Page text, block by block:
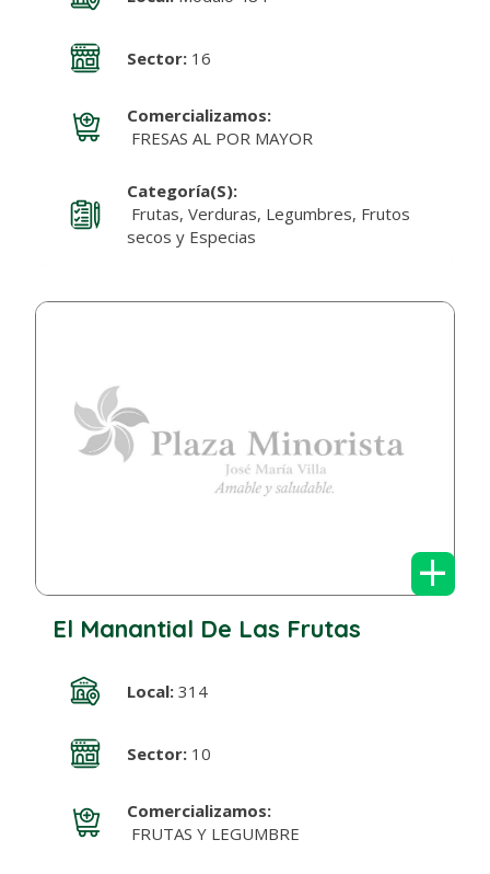
Sector:16
Comercializamos:
FRESAS AL POR MAYOR
Categoría(s):
Frutas, Verduras, Legumbres, Frutos
secos y Especias
+
El Manantial De Las Frutas
Local:314
Sector:10
Comercializamos:
FRUTAS Y LEGUMBRE